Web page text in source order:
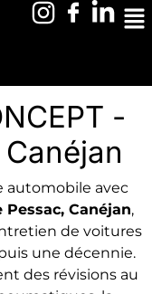
-
automobile avec
Pessac, Canéjan,
de voitures
une décennie.
des révisions au